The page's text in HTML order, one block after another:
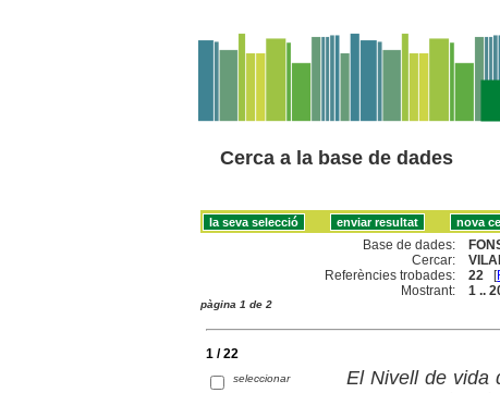
Cerca a la base de dades
Base de dades:
Cercar:
Referències trobades:
22 [
Mostrant:
1 ..
pàgina 1 de 2
1 / 22
seleccionar
El Nivell de vida